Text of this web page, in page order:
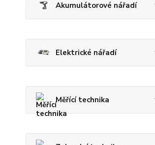
Akumulátorové nářadí
Elektrické nářadí
Měřící technika